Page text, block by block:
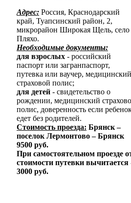
Адрес: Россия, Краснодарский
край, Туапсинский район, 2,
микрорайон Широкая Щель, село
Пляхо.
Необходимые документы:
для взрослых - российский
паспорт или загранпаспорт,
путевка или ваучер, медицинский
страховой полис;
для детей - свидетельство о
рождении, медицинский
полис, доверенность если
едет без родителей.
Стоимость проезда: Брянск –
поселок Лермонтово – Брянск
9500 руб.
При самостоятельном проезде
стоимости путевки вычитается
3000 руб.